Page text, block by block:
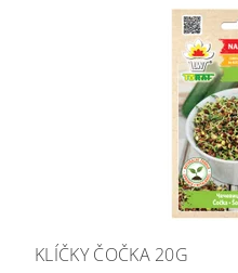
KLÍČKY ČOČKA 20G